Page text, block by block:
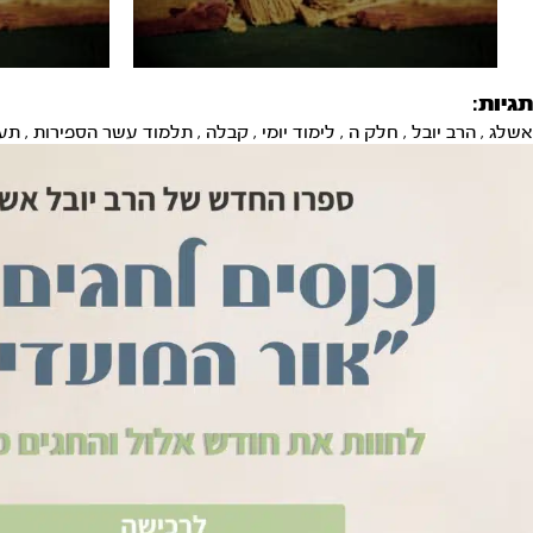
תגיות:
אשלג , הרב יובל , חלק ה , לימוד יומי , קבלה , תלמוד עשר הספירות ,